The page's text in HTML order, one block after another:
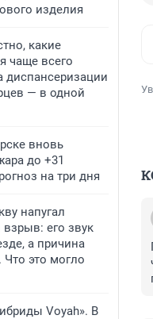
изделия
какие
чаще всего
диспансеризации
— в одной
вновь
до +31
на три дня
напугал
его звук
а причина
Что это могло
Voyah». В